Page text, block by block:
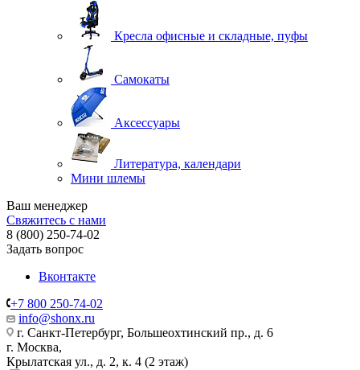
Кресла офисные и складные, пуфы
Самокаты
Аксессуары
Литература, календари
Мини шлемы
Ваш менеджер
Свяжитесь с нами
8 (800) 250-74-02
Задать вопрос
Вконтакте
+7 800 250-74-02
info@shonx.ru
г. Санкт-Петербург, Большеохтинский пр., д. 6
г. Москва,
Крылатская ул., д. 2, к. 4 (2 этаж)